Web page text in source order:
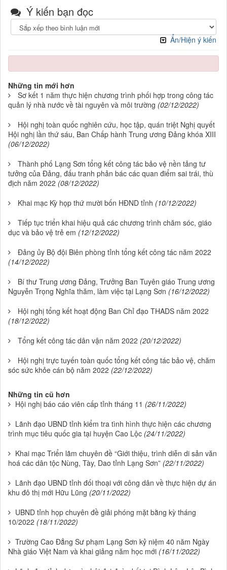
Ý kiến bạn đọc
Ẩn/Hiện ý kiến
Những tin mới hơn
Sơ kết 1 năm thực hiện chương trình phối hợp trong công tác
quản lý nhà nước về tài nguyên và môi trường (02/12/2022)
Hội nghị toàn quốc nghiên cứu, học tập, quán triệt Nghị quyết
Hội nghị lần thứ sáu, Ban Chấp hành Trung ương Đảng khóa XIII
(06/12/2022)
Thành phố Lạng Sơn tổng kết công tác bảo vệ nền tảng tư
tưởng của Đảng, đấu tranh phản bác các quan điểm sai trái, thù
địch năm 2022 (08/12/2022)
Khai mạc Kỳ họp thứ mười bốn HĐND tỉnh (10/12/2022)
Tiếp tục triển khai hiệu quả các chương trình chăm sóc, giáo
dục và bảo vệ trẻ em (12/12/2022)
Đảng ủy Bộ đội Biên phòng tỉnh tổng kết công tác năm 2022
(14/12/2022)
Bí thư Trung ương Đảng, Trưởng Ban Tuyên giáo Trung ương
Nguyễn Trọng Nghĩa thăm, làm việc tại Lạng Sơn (16/12/2022)
Hội nghị tổng kết hoạt động Ban Chỉ đạo THADS năm 2022
(18/12/2022)
Tổng kết công tác dân vận năm 2022 (20/12/2022)
Hội nghị trực tuyến toàn quốc tổng kết công tác bảo vệ, chăm
sóc sức khỏe cán bộ năm 2022 (22/12/2022)
Những tin cũ hơn
Hội nghị báo cáo viên cấp tỉnh tháng 11 (26/11/2022)
Lãnh đạo UBND tỉnh kiểm tra tình hình thực hiện các chương
trình mục tiêu quốc gia tại huyện Cao Lộc (24/11/2022)
Khai mạc Triển lãm chuyên đề “Giới thiệu, trình diễn di sản văn
hoá các dân tộc Nùng, Tày, Dao tỉnh Lạng Sơn” (22/11/2022)
Lãnh đạo UBND tỉnh đối thoại với công dân về thực hiện dự án
khu đô thị mới Hữu Lũng (20/11/2022)
UBND tỉnh họp chuyên đề giải phóng mặt bằng kỳ tháng
10/2022 (18/11/2022)
Trường Cao Đẳng Sư phạm Lạng Sơn kỷ niệm 40 năm Ngày
Nhà giáo Việt Nam và khai giảng năm học mới (16/11/2022)